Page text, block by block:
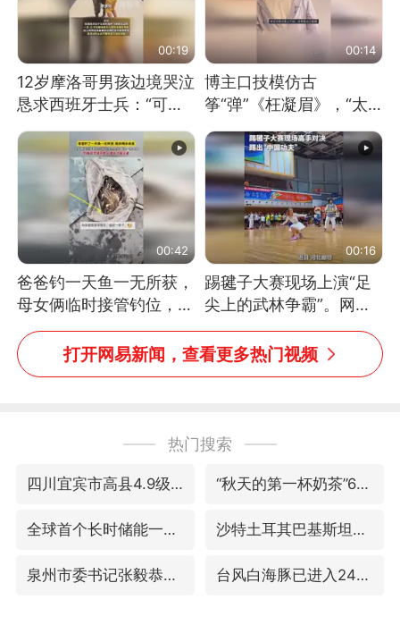
00:19
12岁摩洛哥男孩边境哭泣
恳求西班牙士兵：“可不
可以不要把我遣返回国”
00:14
博主口技模仿古
筝“弹”《枉凝眉》，“太
像了～你是吃古筝长大的
吗？”“或将成为首位考级
不带古筝的选手。”（来
源：新华每日电讯）
00:42
爸爸钓一天鱼一无所获，
母女俩临时接管钓位，用
玩具鱼竿钓上大鱼
00:16
踢毽子大赛现场上演“足
尖上的武林争霸”。网
友：这哪是踢毽子，分明
是武侠片现场！#睡个好
打开网易新闻，查看更多热门视频
热门搜索
四川宜宾市高县4.9级地震致1人死亡 “秋天的第一杯奶茶”6岁了
全球首个长时储能一体化产业园量产 沙特土耳其巴基斯坦签署共同防务协议
泉州市委书记张毅恭被查 台风白海豚已进入24小时警戒线